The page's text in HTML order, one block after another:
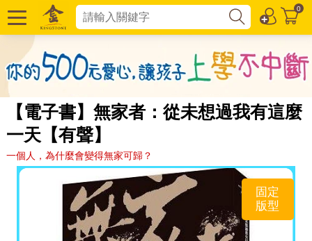
0
【電子書】無家者：從未想過我有這麼
一天【有聲】
一個人，為什麼會變得無家可歸？
固定
版型